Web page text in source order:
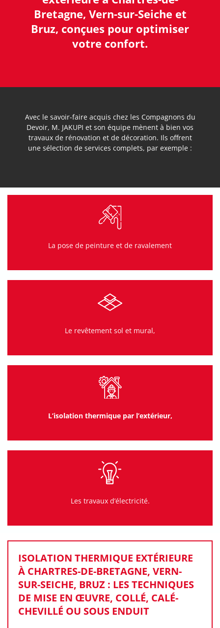
Bretagne, Vern-sur-Seiche et
Bruz, conçues pour optimiser
votre confort.
Avec le savoir-faire acquis chez les Compagnons du
Devoir, M. JAKUPI et son équipe mènent à bien vos
travaux de rénovation et de décoration. Ils offrent
une sélection de services complets, par exemple :
La pose de peinture et de ravalement
Le revêtement sol et mural,
L’isolation thermique par l’extérieur,
Les travaux d’électricité.
ISOLATION THERMIQUE EXTÉRIEURE
À CHARTRES-DE-BRETAGNE, VERN-
SUR-SEICHE, BRUZ : LES TECHNIQUES
DE MISE EN ŒUVRE, COLLÉ, CALÉ-
CHEVILLÉ OU SOUS ENDUIT